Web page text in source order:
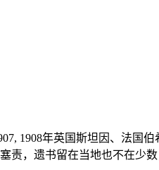
1908年英国斯坦因、法国
，遗书留在当地也不在少